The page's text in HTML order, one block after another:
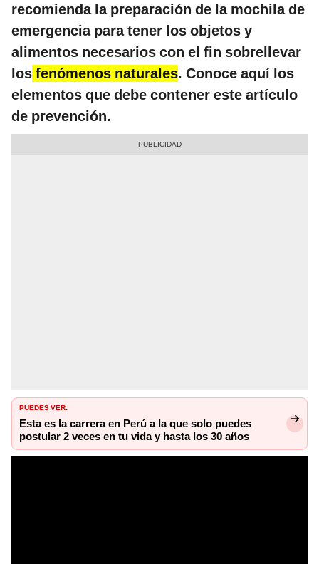
recomienda la preparación de la mochila de
emergencia para tener los objetos y
alimentos necesarios con el fin sobrellevar
los fenómenos naturales. Conoce aquí los
elementos que debe contener este artículo
de prevención.
PUEDES VER:
Esta es la carrera en Perú a la que solo puedes
postular 2 veces en tu vida y hasta los 30 años